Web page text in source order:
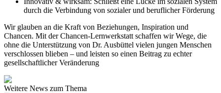
durch die Verbindung von sozialer und beruflicher Förderung
Wir glauben an die Kraft von Beziehungen, Inspiration und
Chancen. Mit der Chancen-Lernwerkstatt schaffen wir Wege, die
ohne die Unterstützung von Dr. Ausbüttel vielen jungen Menschen
verschlossen blieben – und leisten so einen Beitrag zu echter
gesellschaftlicher Veränderung
Weitere News zum Thema